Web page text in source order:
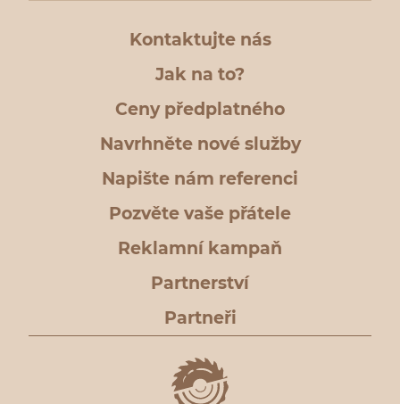
Kontaktujte nás
Jak na to?
Ceny předplatného
Navrhněte nové služby
Napište nám referenci
Pozvěte vaše přátele
Reklamní kampaň
Partnerství
Partneři